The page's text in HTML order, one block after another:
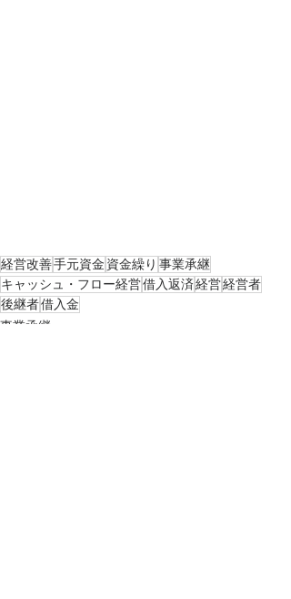
経営改善手元資金 資金繰り 事業承継
キャッシュ・フロー経営借入返済経営経営者
後継者借入金
事業承継